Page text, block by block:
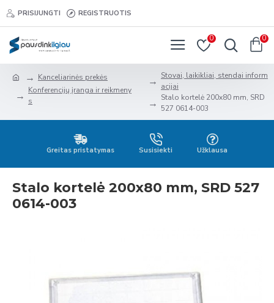
PRISIJUNGTI REGISTRUOTIS
0 0
Kanceliarinės prekės
Konferencijų įranga ir reikmeny
s
Stovai, laikikliai, stendai inform
acijai
Stalo kortelė 200x80 mm, SRD
527 0614-003
Greitas pristatymas Susisiekti Užklausa
Stalo kortelė 200x80 mm, SRD 527
0614-003